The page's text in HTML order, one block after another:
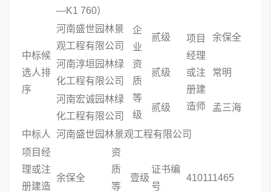
—K1 760）
中标候
选人排
序
河南盛世园林景
观工程有限公司
企
业
资
质
等
级
贰级
项目
经理
或注
册建
造师
余保全
河南淳垣园林绿
化工程有限公司
贰级 常明
河南宏诚园林绿
化工程有限公司
贰级 孟三海
中标人 河南盛世园林景观工程有限公司
项目经
理或注
册建造
余保全
资
质
等
壹级
证书编
号
410111465